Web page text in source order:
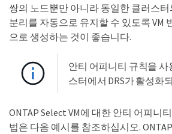
쌍의 노드뿐만 아니라 동일한 클러스
분리를 자동으로 유지할 수 있도록 VM
으로 생성하는 것이 좋습니다.
안티 어피니티 규칙을 사
스터에서 DRS가 활성화
ONTAP Select VM에 대한 안티 어피니
법은 다음 예시를 참조하십시오.